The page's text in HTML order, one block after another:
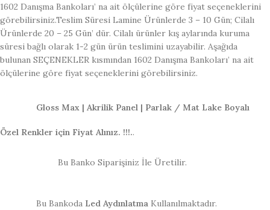
1602 Danışma Bankoları’ na ait ölçülerine göre fiyat seçeneklerini
görebilirsiniz.Teslim Süresi Lamine Ürünlerde 3 – 10 Gün; Cilalı
Ürünlerde 20 – 25 Gün’ dür. Cilalı ürünler kış aylarında kuruma
süresi bağlı olarak 1-2 gün ürün teslimini uzayabilir. Aşağıda
bulunan SEÇENEKLER kısmından 1602 Danışma Bankoları’ na ait
ölçülerine göre fiyat seçeneklerini görebilirsiniz.
Gloss Max | Akrilik Panel | Parlak / Mat Lake Boyalı
Özel Renkler için Fiyat Alınız. !!!..
Bu Banko Siparişiniz İle Üretilir.
Bu Bankoda Led Aydınlatma Kullanılmaktadır.